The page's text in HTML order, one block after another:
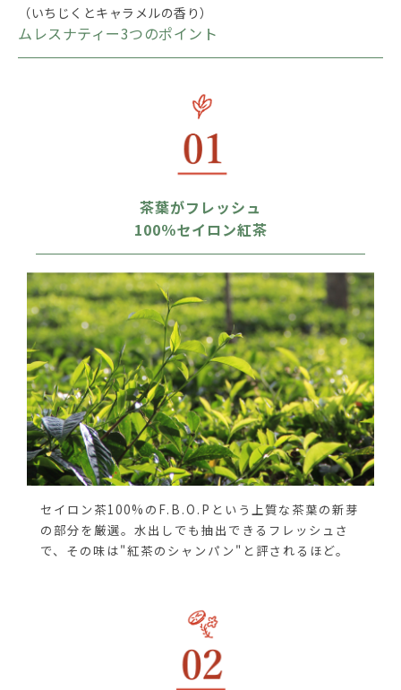
（いちじくとキャラメルの香り）
ムレスナティー3つのポイント
茶葉がフレッシュ
100％セイロン紅茶
セイロン茶100%のF.B.O.Pという上質な茶葉の新芽
の部分を厳選。水出しでも抽出できるフレッシュさ
で、その味は"紅茶のシャンパン"と評されるほど。